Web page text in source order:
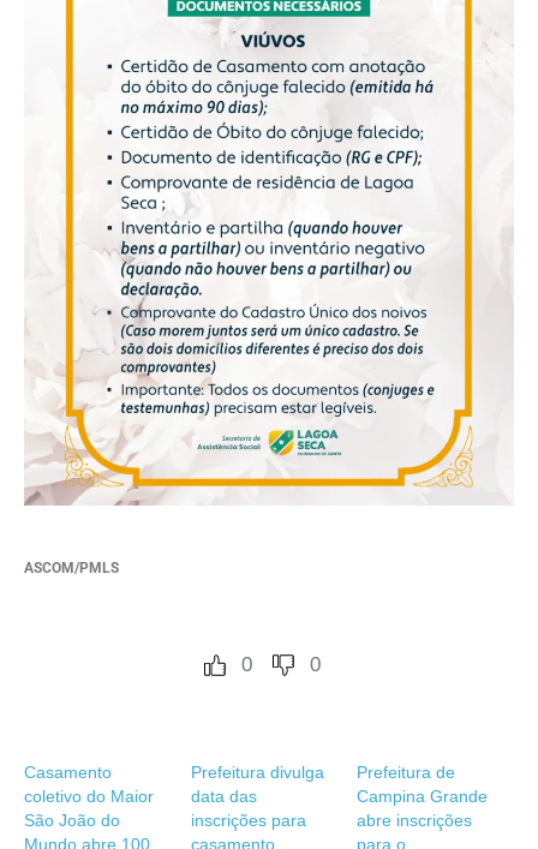
ASCOM/PMLS
0 0
Casamento
coletivo do Maior
São João do
Mundo abre 100
Prefeitura divulga
data das
inscrições para
casamento
Prefeitura de
Campina Grande
abre inscrições
para o